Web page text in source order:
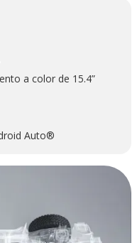
a color de 15.4”
Auto®